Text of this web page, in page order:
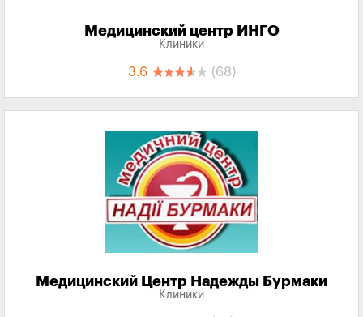
Медицинский центр ИНГО
Клиники
3.6 (68)
Медицинский Центр Надежды Бурмаки
Клиники